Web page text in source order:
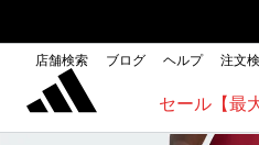
店舗検索 ブログ ヘルプ 注文
セール【最